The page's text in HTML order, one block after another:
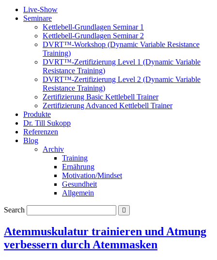
Live-Show
Seminare
Kettlebell-Grundlagen Seminar 1
Kettlebell-Grundlagen Seminar 2
DVRT™-Workshop (Dynamic Variable Resistance
Training)
DVRT™-Zertifizierung Level 1 (Dynamic Variable
Resistance Training)
DVRT™-Zertifizierung Level 2 (Dynamic Variable
Resistance Training)
Zertifizierung Basic Kettlebell Trainer
Zertifizierung Advanced Kettlebell Trainer
Produkte
Dr. Till Sukopp
Referenzen
Blog
Archiv
Training
Ernährung
Motivation/Mindset
Gesundheit
Allgemein
Search
Atemmuskulatur trainieren und Atmung
verbessern durch Atemmasken